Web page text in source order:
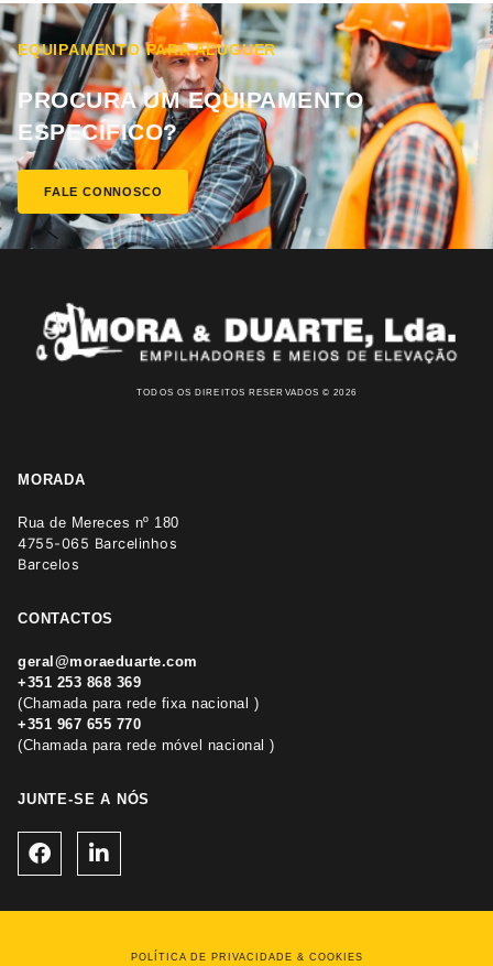
EQUIPAMENTO PARA ALUGUER
PROCURA UM EQUIPAMENTO
ESPECÍFICO?
FALE CONNOSCO
TODOS OS DIREITOS RESERVADOS © 2026
MORADA
Rua de Mereces nº 180
4755-065 Barcelinhos
Barcelos
CONTACTOS
geral@moraeduarte.com
+351 253 868 369
(Chamada para rede fixa nacional )
+351 967 655 770
(Chamada para rede móvel nacional )
JUNTE-SE A NÓS
POLÍTICA DE PRIVACIDADE & COOKIES